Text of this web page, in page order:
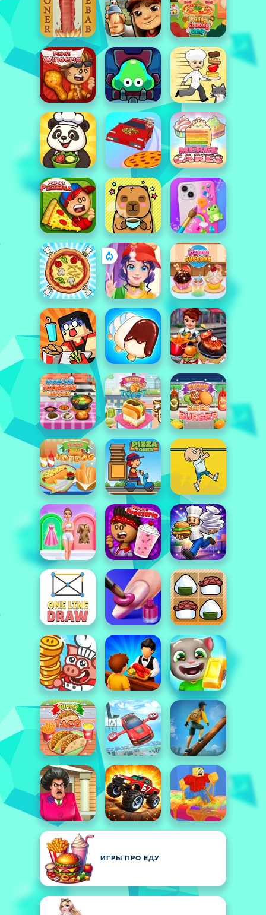
ИГРЫ ПРО ЕДУ